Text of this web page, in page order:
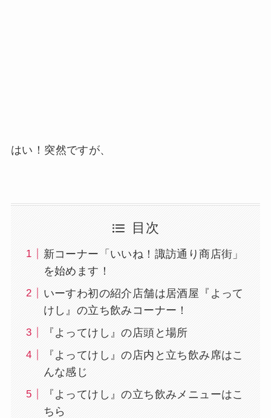
はい！突然ですが、
目次
新コーナー「いいね！諏訪通り商店街」
を始めます！
いーすわ初の紹介店舗は居酒屋『よって
けし』の立ち飲みコーナー！
『よってけし』の店頭と場所
『よってけし』の店内と立ち飲み席はこ
んな感じ
『よってけし』の立ち飲みメニューはこ
ちら